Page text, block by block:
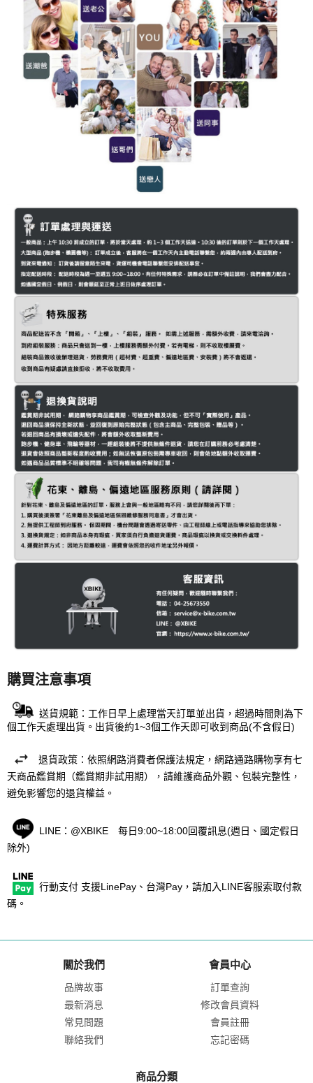
購買注意事項
送貨規範：工作日早上處理當天訂單並出貨，超過時間則為下
個工作天處理出貨。出貨後約1~3個工作天即可收到商品(不含假日)
退貨政策：依照網路消費者保護法規定，網路通路購物享有七
天商品鑑賞期（鑑賞期非試用期），請維護商品外觀、包裝完整性，
避免影響您的退貨權益。
LINE：@XBIKE 每日9:00~18:00回覆訊息(週日、國定假日
除外)
行動支付 支援LinePay、台灣Pay，請加入LINE客服索取付款
碼。
關於我們
品牌故事
最新消息
常見問題
聯絡我們
會員中心
訂單查詢
修改會員資料
會員註冊
忘記密碼
商品分類